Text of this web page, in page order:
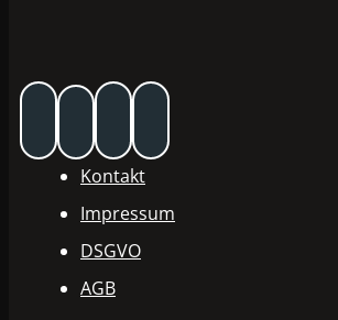
Kontakt
Impressum
DSGVO
AGB